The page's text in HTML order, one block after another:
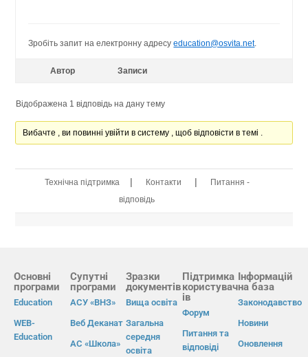
Зробіть запит на електронну адресуeducation@osvita.net.
Автор Записи
Відображена 1 відповідь на дану тему
Вибачте , ви повинні увійти в систему , щоб відповісти в темі .
Технічна підтримка | Контакти |
Питання -
відповідь
Основні
програми
Education
WEB-
Education
Супутні
програми
АСУ «ВНЗ»
Веб Деканат
АС «Школа»
Зразки
документів
Вища освіта
Загальна
середня
освіта
Підтримка
користувач
ів
Форум
Питання та
відповіді
Інформацій
на база
Законодавство
Новини
Оновлення